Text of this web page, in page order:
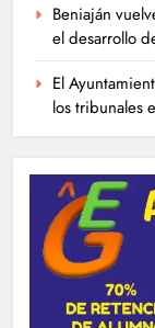
Beniaján
el desarrollo
El
los tribunales